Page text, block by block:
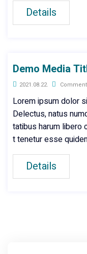
Details
Demo Media
2021.08.22.
Lorem ipsum dolor
Delectus, natus
tatibus harum libero
t tenetur esse
Details